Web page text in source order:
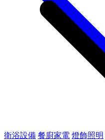
衛浴設備 餐廚家電 燈飾照明